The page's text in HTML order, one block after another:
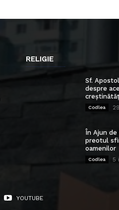
RELIGIE
Sf.
despre
Codlea
În Ajun
preotul
oamenilor
Codlea 5
YOUTUBE